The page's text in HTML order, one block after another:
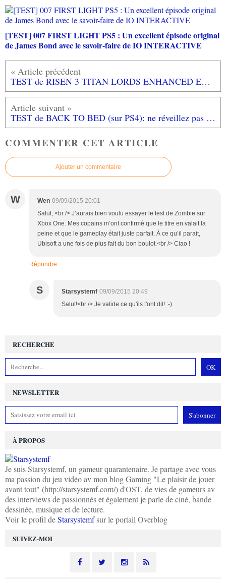
[TEST] 007 FIRST LIGHT PS5 : Un excellent épisode original
de James Bond avec le savoir-faire de IO INTERACTIVE
TEST de RISEN 3 TITAN LORDS ENHANCED EDITION (exclusivité PS4): Jack Sparrow es-tu là?
TEST de BACK TO BED (sur PS4): ne réveillez pas les somnambules!
COMMENTER CET ARTICLE
Ajouter un commentaire
W Wen 09/09/2015 20:01
Salut, <br /> J’aurais bien voulu essayer le test de Zombie sur
Xbox One. Mes copains m’ont confirmé que le titre en valait la
peine et que le gameplay était juste parfait. À ce qu’il parait,
Ubisoft a une fois de plus fait du bon boulot.<br /> Ciao !
Répondre
S Starsystemf 09/09/2015 20:49
Salut!<br /> Je valide ce qu'ils t'ont dit! :-)
NEWSLETTER
SUIVEZ-MOI
RECHERCHE
À PROPOS
Je suis Starsystemf, un gameur quarantenaire. Je partage avec vous
ma passion du jeu vidéo av mon blog Gaming "Le plaisir de jouer
avant tout" (http://starsystemf.com/) d'OST, de vies de gameurs av
des interviews de passionnés et également je parle de ciné, bande
dessinée, musique et de lecture.
Voir le profil deStarsystemfsur le portail Overblog